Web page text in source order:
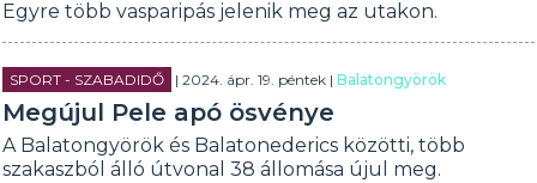
Egyre több vasparipás jelenik meg az utakon.
SPORT - SZABADIDŐ | 2024. ápr. 19. péntek |Balatongyörök
Megújul Pele apó ösvénye
A Balatongyörök és Balatonederics közötti, több
szakaszból álló útvonal 38 állomása újul meg.